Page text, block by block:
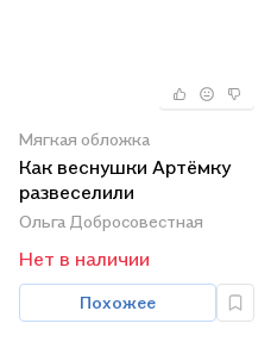
Мягкая обложка
Как веснушки Артёмку
развеселили
Ольга Добросовестная
Нет в наличии
Похожее